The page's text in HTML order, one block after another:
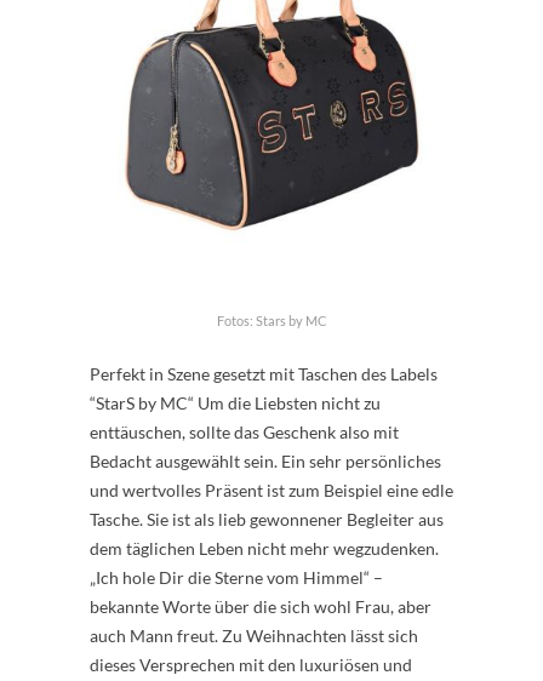
Fotos: Stars by MC
Perfekt in Szene gesetzt mit Taschen des Labels
“StarS by MC“ Um die Liebsten nicht zu
enttäuschen, sollte das Geschenk also mit
Bedacht ausgewählt sein. Ein sehr persönliches
und wertvolles Präsent ist zum Beispiel eine edle
Tasche. Sie ist als lieb gewonnener Begleiter aus
dem täglichen Leben nicht mehr wegzudenken.
„Ich hole Dir die Sterne vom Himmel“ –
bekannte Worte über die sich wohl Frau, aber
auch Mann freut. Zu Weihnachten lässt sich
dieses Versprechen mit den luxuriösen und